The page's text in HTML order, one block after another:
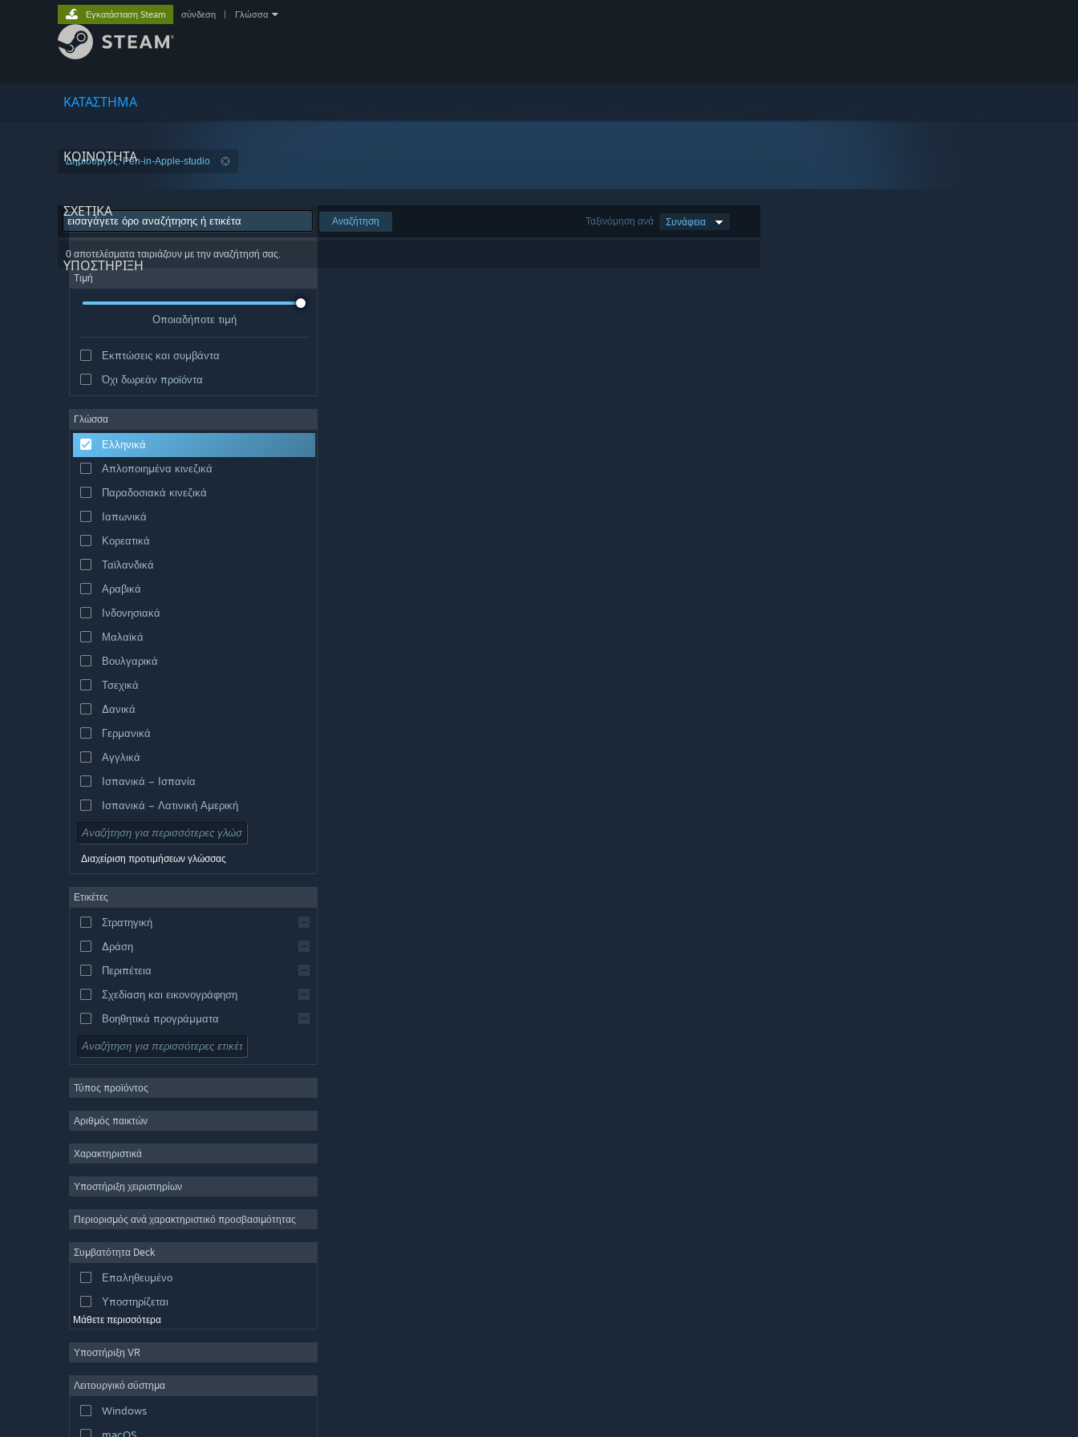
ΚΑΤΑΣΤΗΜΑ
ΚΟΙΝΟΤΗΤΑ
ΣΧΕΤΙΚΆ
ΥΠΟΣΤΗΡΙΞΗ
Εγκατάσταση Steam σύνδεση Γλώσσα
Δημιουργός: Pen-in-Apple-studio
Ταξινόμηση ανά Συνάφεια
Αναζήτηση
0 αποτελέσματα ταιριάζουν με την αναζήτησή σας.
Τιμή
Οποιαδήποτε τιμή
Εκπτώσεις και συμβάντα
Όχι δωρεάν προϊόντα
Γλώσσα
Ελληνικά
Απλοποιημένα κινεζικά
Παραδοσιακά κινεζικά
Ιαπωνικά
Κορεατικά
Ταϊλανδικά
Αραβικά
Ινδονησιακά
Μαλαϊκά
Βουλγαρικά
Τσεχικά
Δανικά
Γερμανικά
Αγγλικά
Ισπανικά – Ισπανία
Ισπανικά – Λατινική Αμερική
Διαχείριση προτιμήσεων γλώσσας
Ετικέτες
Στρατηγική
Δράση
Περιπέτεια
Σχεδίαση και εικονογράφηση
Βοηθητικά προγράμματα
Δωρεάν για παίξιμο
Μαζικό πολλών παικτών
Indie
Χαλαρό
Προσομοίωση
Παραγωγή βίντεο
Επεξεργασία εικόνας
Τύπος προϊόντος
Αριθμός παικτών
Χαρακτηριστικά
Υποστήριξη χειριστηρίων
Περιορισμός ανά χαρακτηριστικό προσβασιμότητας
Συμβατότητα Deck
Επαληθευμένο
Υποστηρίζεται
Μάθετε περισσότερα
Υποστήριξη VR
Λειτουργικό σύστημα
Windows